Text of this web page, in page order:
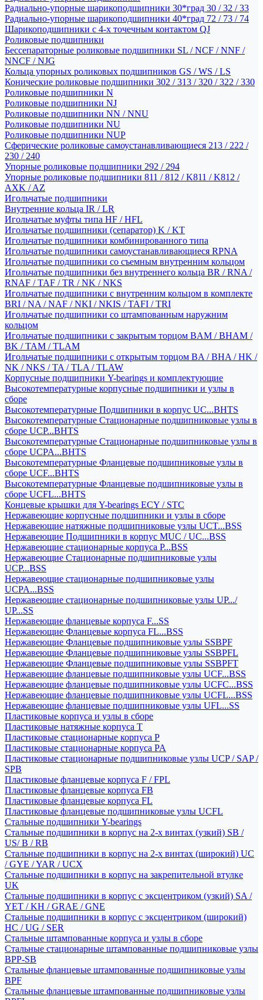
Радиально-упорные шарикоподшипники 30*град 30 / 32 / 33
Радиально-упорные шарикоподшипники 40*град 72 / 73 / 74
Шарикоподшипники с 4-х точечным контактом QJ
Роликовые подшипники
Бессепараторные роликовые подшипники SL / NCF / NNF /
NNCF / NJG
Кольца упорных роликовых подшипников GS / WS / LS
Конические роликовые подшипники 302 / 313 / 320 / 322 / 330
Роликовые подшипники N
Роликовые подшипники NJ
Роликовые подшипники NN / NNU
Роликовые подшипники NU
Роликовые подшипники NUP
Сферические роликовые самоустанавливающиеся 213 / 222 /
230 / 240
Упорные роликовые подшипники 292 / 294
Упорные роликовые подшипники 811 / 812 / K811 / K812 /
AXK / AZ
Игольчатые подшипники
Внутренние кольца IR / LR
Игольчатые муфты типа HF / HFL
Игольчатые подшипники (сепаратор) K / KT
Игольчатые подшипники комбинированного типа
Игольчатые подшипники самоустанавливающиеся RPNA
Игольчатые подшипники со съемным внутренним кольцом
Игольчатые подшипники без внутреннего кольца BR / RNA /
RNAF / TAF / TR / NK / NKS
Игольчатые подшипники с внутренним кольцом в комплекте
BRI / NA / NAF / NKI / NKIS / TAFI / TRI
Игольчатые подшипники со штампованным наружним
кольцом
Игольчатые подшипники с закрытым торцом BAM / BHAM /
BK / TAM / TLAM
Игольчатые подшипники с открытым торцом BA / BHA / HK /
NK / NKS / TA / TLA / TLAW
Корпусные подшипники Y-bearings и комплектующие
Высокотемпературные корпусные подшипники и узлы в
сборе
Высокотемпературные Подшипники в корпус UC...BHTS
Высокотемпературные Стационарные подшипниковые узлы в
сборе UCP...BHTS
Высокотемпературные Стационарные подшипниковые узлы в
сборе UCPA...BHTS
Высокотемпературные Фланцевые подшипниковые узлы в
сборе UCF...BHTS
Высокотемпературные Фланцевые подшипниковые узлы в
сборе UCFL...BHTS
Концевые крышки для Y-bearings ECY / STC
Нержавеющие корпусные подшипники и узлы в сборе
Нержавеющие натяжные подшипниковые узлы UCT...BSS
Нержавеющие Подшипники в корпус MUC / UC...BSS
Нержавеющие стационарные корпуса P...BSS
Нержавеющие Стационарные подшипниковые узлы
UCP...BSS
Нержавеющие стационарные подшипниковые узлы
UCPA...BSS
Нержавеющие стационарные подшипниковые узлы UP.../
UP...SS
Нержавеющие фланцевые корпуса F...SS
Нержавеющие Фланцевые корпуса FL...BSS
Нержавеющие Фланцевые подшипниковые узлы SSBPF
Нержавеющие Фланцевые подшипниковые узлы SSBPFL
Нержавеющие Фланцевые подшипниковые узлы SSBPFT
Нержавеющие фланцевые подшипниковые узлы UCF...BSS
Нержавеющие фланцевые подшипниковые узлы UCFC...BSS
Нержавеющие фланцевые подшипниковые узлы UCFL...BSS
Нержавеющие фланцевые подшипниковые узлы UFL...SS
Пластиковые корпуса и узлы в сборе
Пластиковые натяжные корпуса T
Пластиковые стационарные корпуса P
Пластиковые стационарные корпуса PA
Пластиковые стационарные подшипниковые узлы UCP / SAP /
SPB
Пластиковые фланцевые корпуса F / FPL
Пластиковые фланцевые корпуса FB
Пластиковые фланцевые корпуса FL
Пластиковые фланцевые подшипниковые узлы UCFL
Стальные подшипники Y-bearings
Стальные подшипники в корпус на 2-х винтах (узкий) SB /
US/ B / RB
Стальные подшипники в корпус на 2-х винтах (широкий) UC
/ GYE / YAR / UCX
Стальные подшипники в корпус на закрепительной втулке
UK
Стальные подшипники в корпус с эксцентриком (узкий) SA /
YET / KH / GRAE / GNE
Стальные подшипники в корпус с эксцентриком (широкий)
HC / UG / SER
Стальные штампованные корпуса и узлы в сборе
Стальные стационарные штампованные подшипниковые узлы
BPP-SB
Стальные фланцевые штампованные подшипниковые узлы
BPF
Стальные фланцевые штампованные подшипниковые узлы